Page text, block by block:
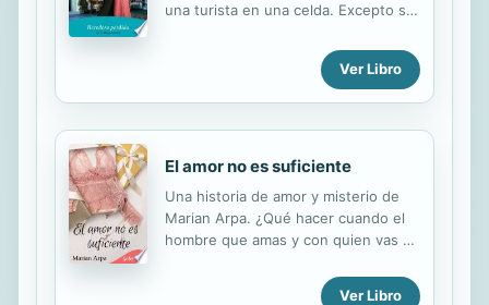
una turista en una celda. Excepto si
había robado algo muy personal: su
hijo, heredero al trono de
tenido otra opción. Primero, había
delito que no había cometido. Luego,
el príncipe la había ayudado... pero a
cambio había tenido que casarse con
Ver Libro
El amor no es suficiente
Una historia de amor y misterio de
Marian Arpa. ¿Qué hacer cuando el
hombre que amas y con quien vas a
tiendas de ropa interior femenina,
Ver Libro